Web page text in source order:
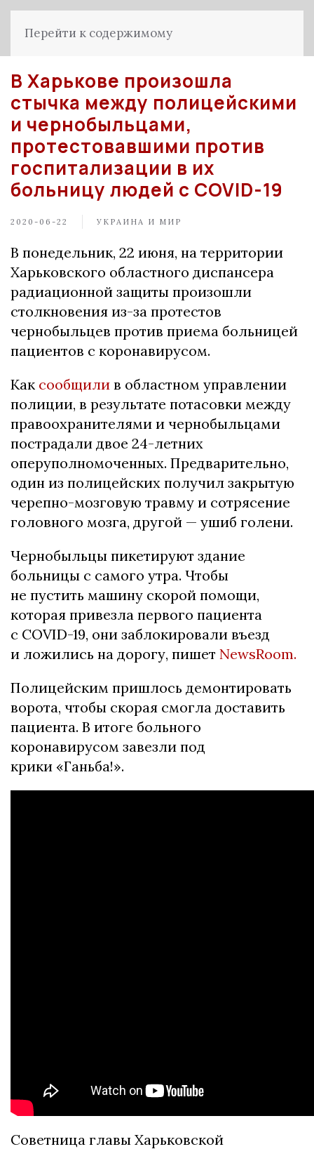
Перейти к содержимому
В Харькове произошла
стычка между полицейскими
и чернобыльцами,
протестовавшими против
госпитализации в их
больницу людей с COVID-19
2020-06-22 УКРАИНА И МИР
В понедельник, 22 июня, на территории
Харьковского областного диспансера
радиационной защиты произошли
столкновения из-за протестов
чернобыльцев против приема больницей
пациентов с коронавирусом.
Как сообщили в областном управлении
полиции, в результате потасовки между
правоохранителями и чернобыльцами
пострадали двое 24-летних
оперуполномоченных. Предварительно,
один из полицейских получил закрытую
черепно-мозговую травму и сотрясение
головного мозга, другой — ушиб голени.
Чернобыльцы пикетируют здание
больницы с самого утра. Чтобы
не пустить машину скорой помощи,
которая привезла первого пациента
с COVID-19, они заблокировали въезд
и ложились на дорогу, пишет NewsRoom.
Полицейским пришлось демонтировать
ворота, чтобы скорая смогла доставить
пациента. В итоге больного
коронавирусом завезли под
крики «Ганьба!».
Советница главы Харьковской